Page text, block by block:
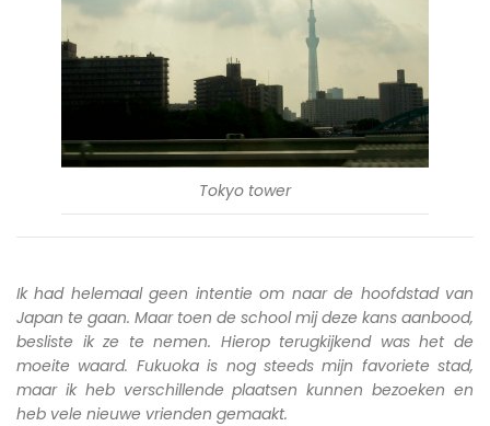
Tokyo tower
Ik had helemaal geen intentie om naar de hoofdstad van
Japan te gaan. Maar toen de school mij deze kans aanbood,
besliste ik ze te nemen. Hierop terugkijkend was het de
moeite waard. Fukuoka is nog steeds mijn favoriete stad,
maar ik heb verschillende plaatsen kunnen bezoeken en
heb vele nieuwe vrienden gemaakt.